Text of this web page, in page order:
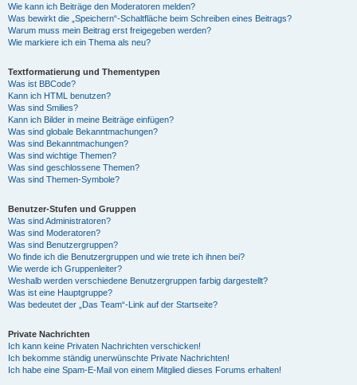
Wie kann ich Beiträge den Moderatoren melden?
Was bewirkt die „Speichern“-Schaltfläche beim Schreiben eines Beitrags?
Warum muss mein Beitrag erst freigegeben werden?
Wie markiere ich ein Thema als neu?
Textformatierung und Thementypen
Was ist BBCode?
Kann ich HTML benutzen?
Was sind Smilies?
Kann ich Bilder in meine Beiträge einfügen?
Was sind globale Bekanntmachungen?
Was sind Bekanntmachungen?
Was sind wichtige Themen?
Was sind geschlossene Themen?
Was sind Themen-Symbole?
Benutzer-Stufen und Gruppen
Was sind Administratoren?
Was sind Moderatoren?
Was sind Benutzergruppen?
Wo finde ich die Benutzergruppen und wie trete ich ihnen bei?
Wie werde ich Gruppenleiter?
Weshalb werden verschiedene Benutzergruppen farbig dargestellt?
Was ist eine Hauptgruppe?
Was bedeutet der „Das Team“-Link auf der Startseite?
Private Nachrichten
Ich kann keine Privaten Nachrichten verschicken!
Ich bekomme ständig unerwünschte Private Nachrichten!
Ich habe eine Spam-E-Mail von einem Mitglied dieses Forums erhalten!